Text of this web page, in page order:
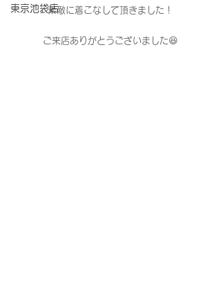
東京池袋店素敵に着こなして頂きました！
ご来店ありがとうございました😆